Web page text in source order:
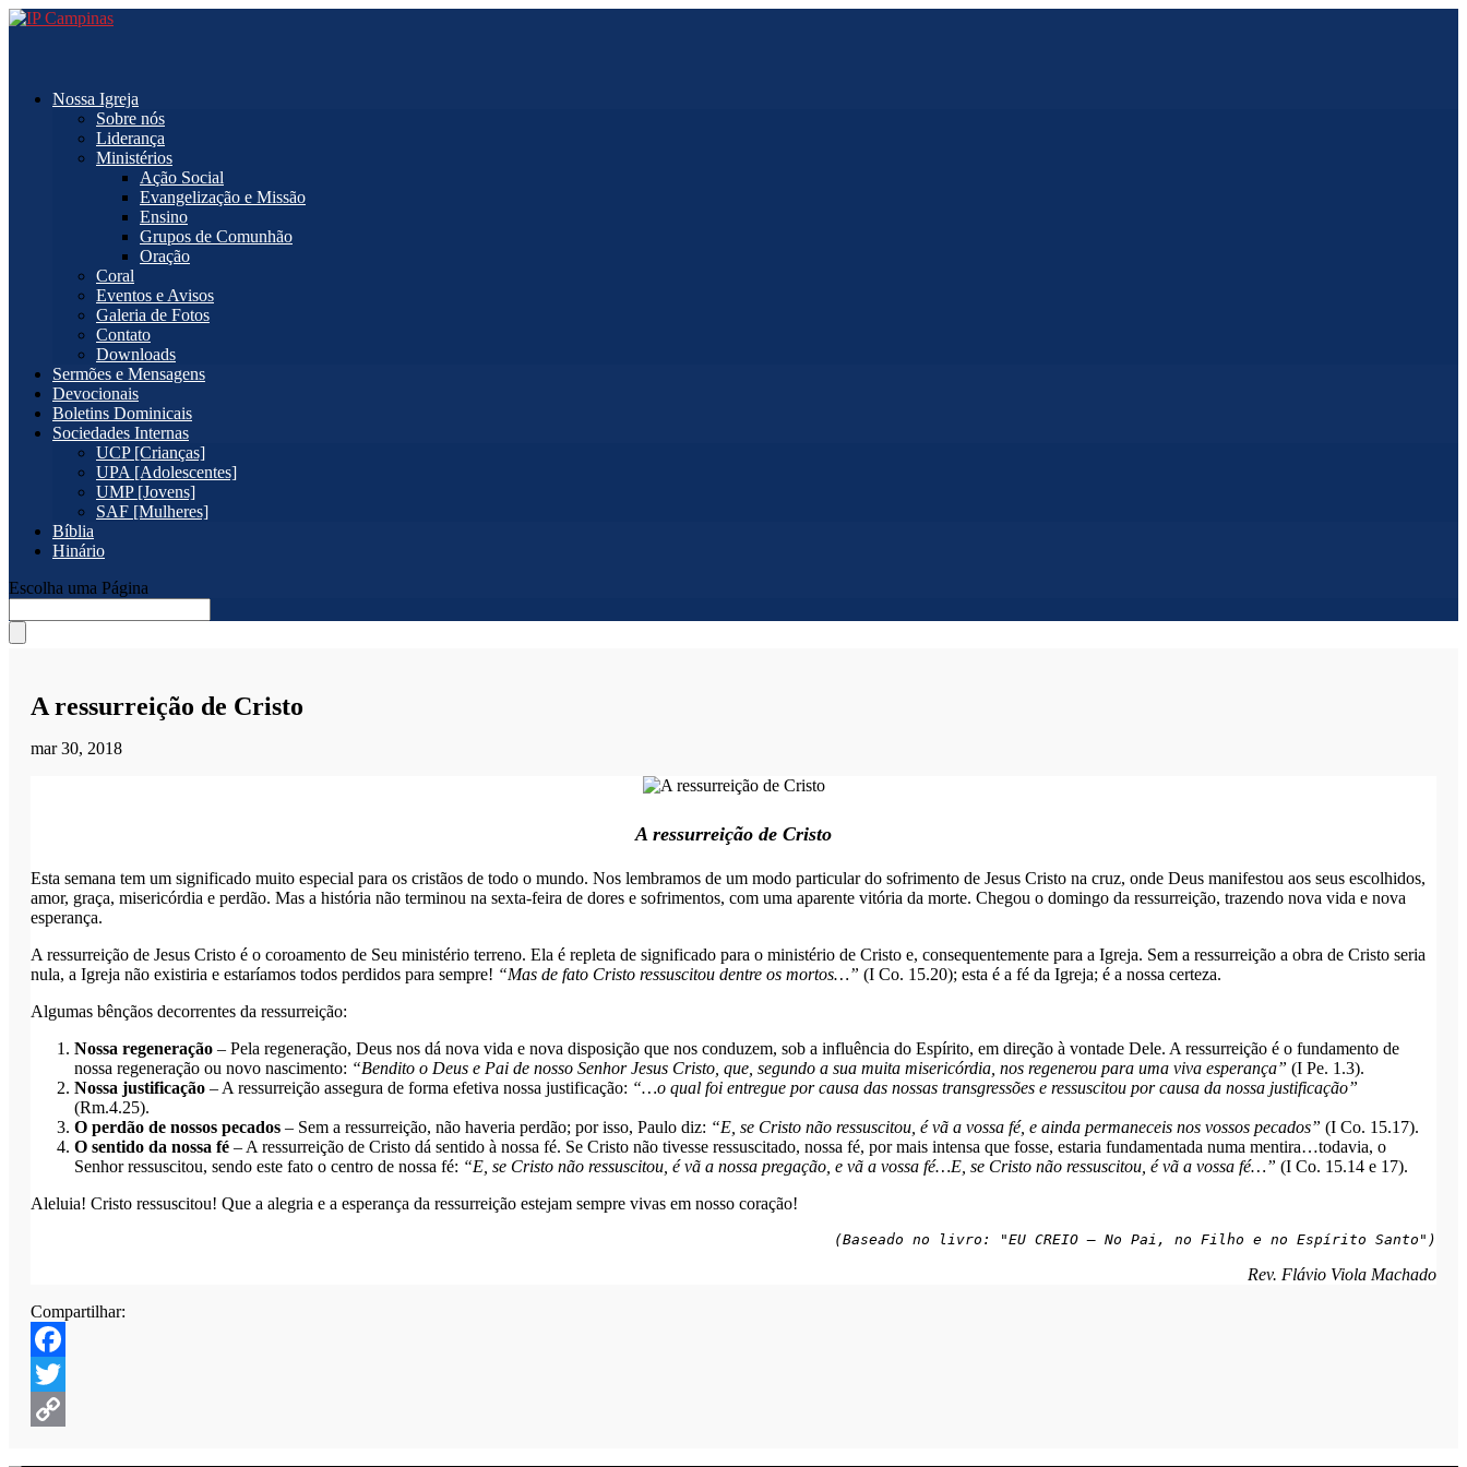
Nossa Igreja
Sobre nós
Liderança
Ministérios
Ação Social
Evangelização e Missão
Ensino
Grupos de Comunhão
Oração
Coral
Eventos e Avisos
Galeria de Fotos
Contato
Downloads
Sermões e Mensagens
Devocionais
Boletins Dominicais
Sociedades Internas
UCP [Crianças]
UPA [Adolescentes]
UMP [Jovens]
SAF [Mulheres]
Bíblia
Hinário
Escolha uma Página
A ressurreição de Cristo
mar 30, 2018
A ressurreição de Cristo
Esta semana tem um significado muito especial para os cristãos de todo o mundo. Nos lembramos de um modo particular do sofrimento de Jesus Cristo na cruz, onde Deus manifestou aos seus escolhidos,
amor, graça, misericórdia e perdão. Mas a história não terminou na sexta-feira de dores e sofrimentos, com uma aparente vitória da morte. Chegou o domingo da ressurreição, trazendo nova vida e nova
esperança.
A ressurreição de Jesus Cristo é o coroamento de Seu ministério terreno. Ela é repleta de significado para o ministério de Cristo e, consequentemente para a Igreja. Sem a ressurreição a obra de Cristo seria
nula, a Igreja não existiria e estaríamos todos perdidos para sempre! “Mas de fato Cristo ressuscitou dentre os mortos…” (I Co. 15.20); esta é a fé da Igreja; é a nossa certeza.
Algumas bênçãos decorrentes da ressurreição:
Nossa regeneração – Pela regeneração, Deus nos dá nova vida e nova disposição que nos conduzem, sob a influência do Espírito, em direção à vontade Dele. A ressurreição é o fundamento de
nossa regeneração ou novo nascimento: “Bendito o Deus e Pai de nosso Senhor Jesus Cristo, que, segundo a sua muita misericórdia, nos regenerou para uma viva esperança” (I Pe. 1.3).
Nossa justificação – A ressurreição assegura de forma efetiva nossa justificação: “…o qual foi entregue por causa das nossas transgressões e ressuscitou por causa da nossa justificação”
(Rm.4.25).
O perdão de nossos pecados – Sem a ressurreição, não haveria perdão; por isso, Paulo diz: “E, se Cristo não ressuscitou, é vã a vossa fé, e ainda permaneceis nos vossos pecados” (I Co. 15.17).
O sentido da nossa fé – A ressurreição de Cristo dá sentido à nossa fé. Se Cristo não tivesse ressuscitado, nossa fé, por mais intensa que fosse, estaria fundamentada numa mentira…todavia, o
Senhor ressuscitou, sendo este fato o centro de nossa fé: “E, se Cristo não ressuscitou, é vã a nossa pregação, e vã a vossa fé…E, se Cristo não ressuscitou, é vã a vossa fé…” (I Co. 15.14 e 17).
Aleluia! Cristo ressuscitou! Que a alegria e a esperança da ressurreição estejam sempre vivas em nosso coração!
(Baseado no livro: "EU CREIO – No Pai, no Filho e no Espírito Santo")
Rev. Flávio Viola Machado
Compartilhar:
Facebook
Twitter